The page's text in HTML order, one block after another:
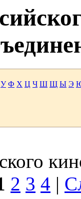
У Ф Х Ц Ч Ш Щ Ы Э
2 3 4 |